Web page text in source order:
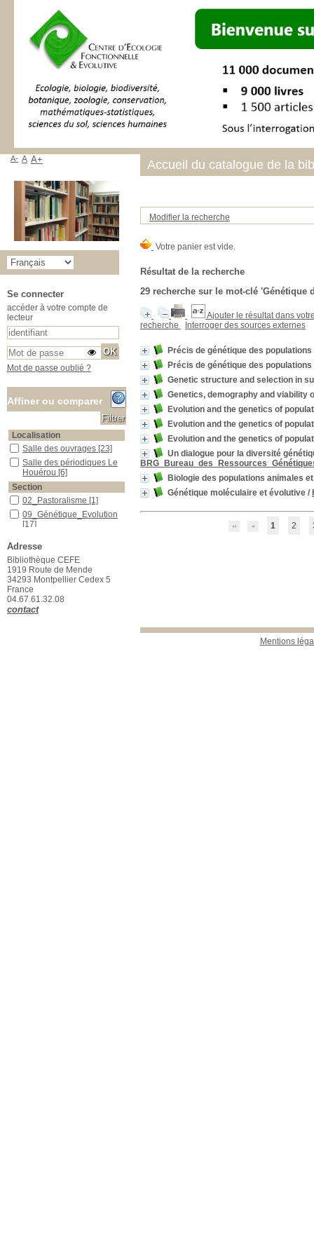
Modifier la recherche
Résultat de la recherche
29 recherche sur le mot-clé 'Génétique
Ajouter le résultat dans
recherche
Interroger des sources externes
Précis de génétique des
Précis de génétique des
Genetic structure and selection in
Genetics, demography and viability
Evolution and the genetics of
Evolution and the genetics of
Evolution and the genetics of
Un dialogue pour la diversité
Biologie des populations animales
Génétique moléculaire et évolutive /
1 2
Mentions
Accueil du catalogue de la
A- A A+
Se connecter
accéder à votre compte de
lecteur
Mot de passe oublié ?
Affiner ou comparer
Localisation
Salle des ouvrages
Salle des ouvrages [23]
Salle des périodiques Le Houérou
Salle des périodiques Le
Houérou [6]
Section
02_Pastoralisme
02_Pastoralisme [1]
09_Génétique_Evolution
09_Génétique_Evolution
[17]
15_Ecologie_générale
15_Ecologie_générale
16_Ecologie_végétale
16_Ecologie_végétale
23_Publications_CEFE
23_Publications_CEFE
Adresse
Bibliothèque CEFE
1919 Route de Mende
34293 Montpellier Cedex 5
France
04.67.61.32.08
contact